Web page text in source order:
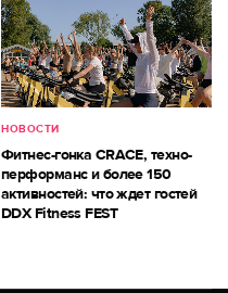
НОВОСТИ
Фитнес-гонка CRACE, техно-
перформанс и более 150
активностей: что ждет гостей
DDX Fitness FEST